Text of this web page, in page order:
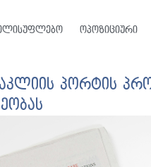
ოპოზიციური
პორტის